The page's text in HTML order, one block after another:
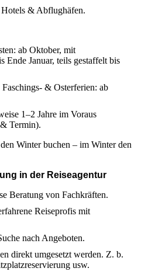
& Abflughäfen.
ab Oktober, mit
Ende Januar, teils gestaffelt bis
& Osterferien: ab
1–2 Jahre im Voraus
Termin).
Winter buchen – im Winter den
in der Reiseagentur
Beratung von Fachkräften.
Reiseprofis mit
nach Angeboten.
direkt umgesetzt werden. Z. b.
usw.